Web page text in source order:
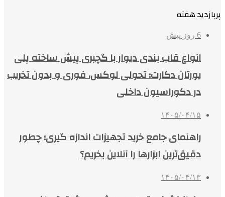
پربازدید هفته
6 روز پیش
انواع قاب بندی دیوار با گچبری پیش ساخته پلی
یورتان دکارت؛ تحولی لوکس، فوری و بدون تخریب
در دکوراسیون داخلی
۱۴۰۵/۰۴/۱۵
راهنمای جامع خرید تجهیزات اندازه گیری؛ چطور
دقیق‌ترین ابزارها را آنلاین بخریم؟
۱۴۰۵/۰۴/۱۳